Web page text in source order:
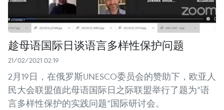
趁母语国际日谈语言多样性保护问题
21/02/2021 02:19
2月19日，在俄罗斯UNESCO委员会的赞助下，欧亚人
民大会联盟值此母语国际日之际联盟举行了题为“语
言多样性保护的实践问题”国际研讨会。